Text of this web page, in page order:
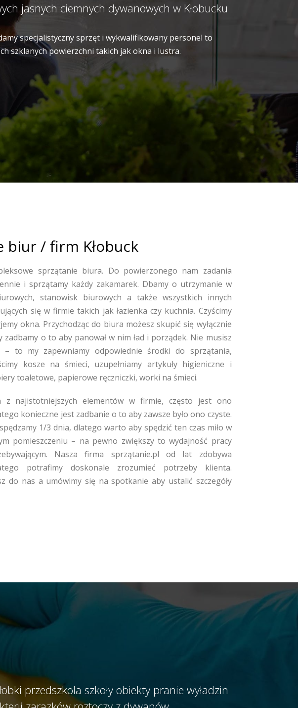
jasnych ciemnych dywanowych w Kłobucku
specjalistyczny sprzęt i wykwalifikowany personel to
szklanych powierzchni takich jak okna i lustra.
biur / firm Kłobuck
sprzątanie biura. Do powierzonego nam zadania
i sprzątamy każdy zakamarek. Dbamy o utrzymanie w
stanowisk biurowych a także wszystkich innych
się w firmie takich jak łazienka czy kuchnia. Czyścimy
okna. Przychodząc do biura możesz skupić się wyłącznie
zadbamy o to aby panował w nim ład i porządek. Nie musisz
to my zapewniamy odpowiednie środki do sprzątania,
kosze na śmieci, uzupełniamy artykuły higieniczne i
toaletowe, papierowe ręczniczki, worki na śmieci.
z najistotniejszych elementów w firmie, często jest ono
konieczne jest zadbanie o to aby zawsze było ono czyste.
1/3 dnia, dlatego warto aby spędzić ten czas miło w
pomieszczeniu – na pewno zwiększy to wydajność pracy
Nasza firma sprzątanie.pl od lat zdobywa
potrafimy doskonale zrozumieć potrzeby klienta.
do nas a umówimy się na spotkanie aby ustalić szczegóły
przedszkola szkoły obiekty pranie wyładzin